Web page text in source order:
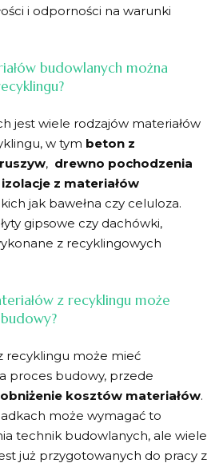
​i odporności‍ na warunki​
budowlanych ‍można
jest‍ wiele rodzajów⁣ materiałów
w tym beton z
, ⁤ drewno pochodzenia
izolacje z ​materiałów
‌jak bawełna czy celuloza.
gipsowe czy dachówki,
z recyklingowych
z recyklingu‌ może
recyklingu może mieć
proces budowy, przede
obniżenie kosztów ​materiałów.
może wymagać ‌to
technik budowlanych, ale ⁣wiele
już przygotowanych do⁤ pracy z